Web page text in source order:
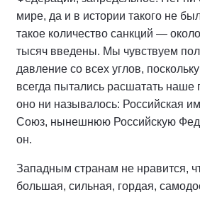
мире, да и в истории такого не
такое количество санкций —
тысяч введены. Мы чувствуем
давление со всех углов,
всегда пытались расшатать наше
оно ни называлось: Российская
Союз, нынешнюю Российскую
он.
Западным странам не нравится,
большая, сильная, гордая,